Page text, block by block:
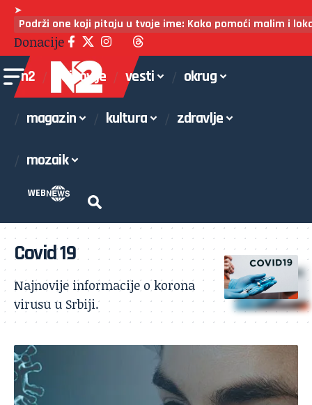
➤
Podrži one koji pitaju u tvoje ime: Kako pomoći malim i
Donacije
n2 najnovije vesti okrug
magazin kultura zdravlje
mozaik
WEB
Covid 19
Najnovije informacije o korona
virusu u Srbiji.